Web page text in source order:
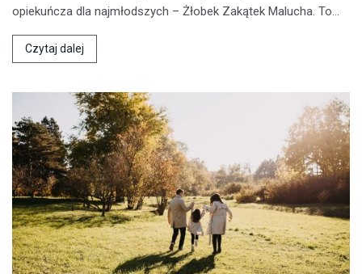
opiekuńcza dla najmłodszych – Żłobek Zakątek Malucha. To…
Czytaj dalej